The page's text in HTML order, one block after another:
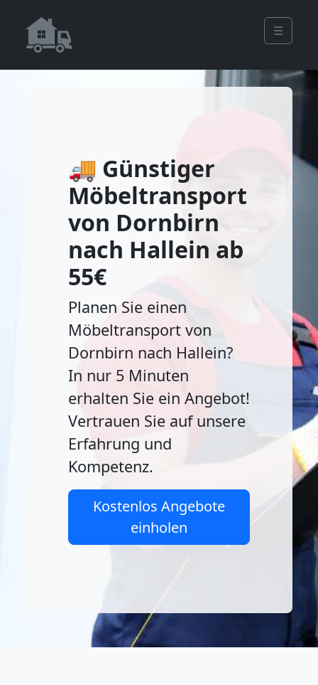
☰
🚚 Günstiger
Möbeltransport
von Dornbirn
nach Hallein ab
55€
Planen Sie einen
Möbeltransport von
Dornbirn nach Hallein?
In nur 5 Minuten
erhalten Sie ein Angebot!
Vertrauen Sie auf unsere
Erfahrung und
Kompetenz.
Kostenlos Angebote
einholen